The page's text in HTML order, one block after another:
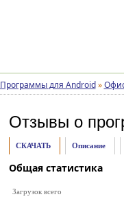
Программы для Android »
Отзывы о
СКАЧАТЬ Описание
Общая статистика
Загрузок всего